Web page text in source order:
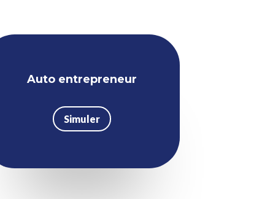
Auto entrepreneur
Simuler